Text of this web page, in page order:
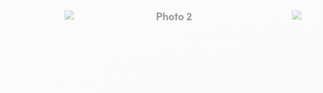
Photo 2, © Can Pla